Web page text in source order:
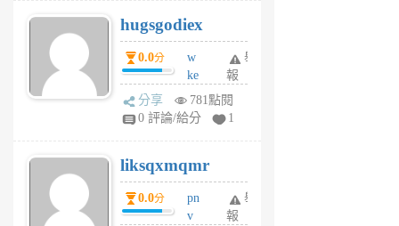
6
個
月
前
hugsgodiex
0.0分
w
ke
rv
pj
6
個
月
前
舉
報
分享
781點閱
0 評論/給分
1
liksqxmqmr
0.0分
pn
v
舉
報